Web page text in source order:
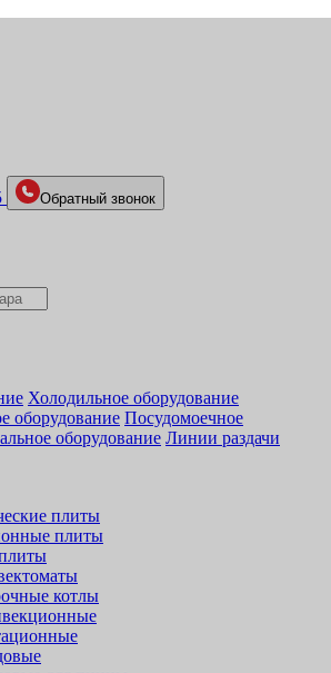
Обратный звонок
Холодильное оборудование
оборудование Посудомоечное
оборудование Линии раздачи
плиты
плиты
котлы